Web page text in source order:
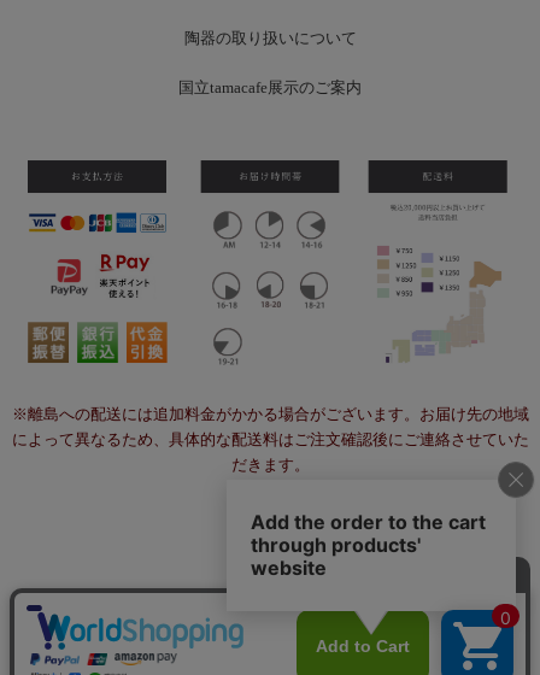
陶器の取り扱いについて
国立tamacafe展示のご案内
※離島への配送には追加料金がかかる場合がございます。お届け先の地域
によって異なるため、具体的な配送料はご注文確認後にご連絡させていた
だきます。